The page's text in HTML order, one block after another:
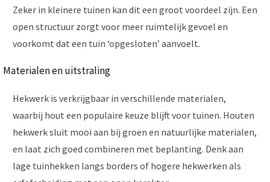
Zeker in kleinere tuinen kan dit een groot voordeel zijn. Een
open structuur zorgt voor meer ruimtelijk gevoel en
voorkomt dat een tuin ‘opgesloten’ aanvoelt.
Materialen en uitstraling
Hekwerk is verkrijgbaar in verschillende materialen,
waarbij hout een populaire keuze blijft voor tuinen. Houten
hekwerk sluit mooi aan bij groen en natuurlijke materialen,
en laat zich goed combineren met beplanting. Denk aan
lage tuinhekken langs borders of hogere hekwerken als